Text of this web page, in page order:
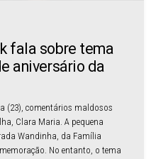
fala sobre tema
aniversário da
(23), comentários maldosos
Clara Maria. A pequena
Wandinha, da Família
No entanto, o tema